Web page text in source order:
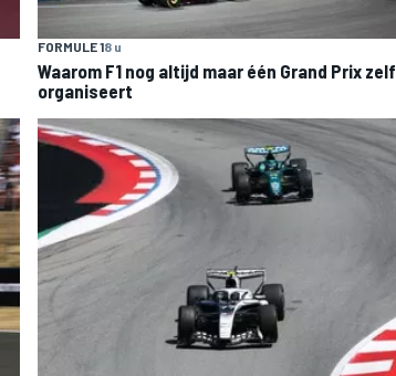
FORMULE 18 u
Waarom F1 nog altijd maar één Grand Prix zelf
organiseert